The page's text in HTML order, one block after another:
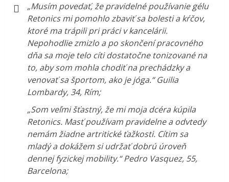
„Musím povedať, že pravidelné používanie gélu
Retonics mi pomohlo zbaviť sa bolesti a kŕčov,
ktoré ma trápili pri práci v kancelárii.
Nepohodlie zmizlo a po skončení pracovného
dňa sa moje telo cíti dostatočne tonizované na
to, aby som mohla chodiť na prechádzky a
venovať sa športom, ako je jóga.“ Guilia
Lombardy, 34, Rím;
„Som veľmi šťastný, že mi moja dcéra kúpila
Retonics. Masť používam pravidelne a odvtedy
nemám žiadne artritické ťažkosti. Cítim sa
mladý a dokážem si udržať dobrú úroveň
dennej fyzickej mobility.“ Pedro Vasquez, 55,
Barcelona;